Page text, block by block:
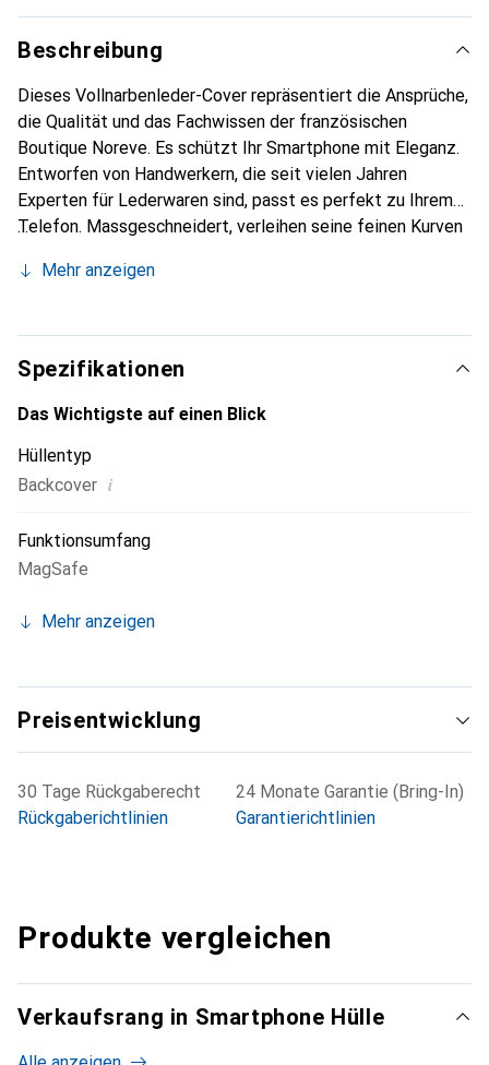
Beschreibung
Dieses Vollnarbenleder-Cover repräsentiert die Ansprüche,
die Qualität und das Fachwissen der französischen
Boutique Noreve. Es schützt Ihr Smartphone mit Eleganz.
Entworfen von Handwerkern, die seit vielen Jahren
Experten für Lederwaren sind, passt es perfekt zu Ihrem
Telefon. Massgeschneidert, verleihen seine feinen Kurven
unverzichtbaren Accessoire Ihres Smartphones.
die Marke Noreve eine sichere Wahl für eine
anspruchsvolle Kundschaft.
Mehr anzeigen
Spezifikationen
Das Wichtigste auf einen Blick
Hüllentyp
Backcover i
Funktionsumfang
MagSafe
Mehr anzeigen
Preisentwicklung
30 Tage Rückgaberecht
Rückgaberichtlinien
24 Monate Garantie (Bring-In)
Garantierichtlinien
Produkte vergleichen
Verkaufsrang in Smartphone Hülle